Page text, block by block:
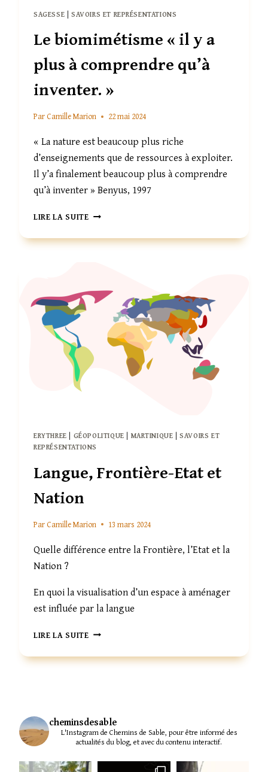
SAGESSE | SAVOIRS ET REPRÉSENTATIONS
Le biomimétisme « il y a
plus à comprendre qu’à
inventer. »
Par Camille Marion 22 mai 2024
« La nature est beaucoup plus riche
d’enseignements que de ressources à exploiter.
Il y’a finalement beaucoup plus à comprendre
qu’à inventer » Benyus, 1997
LIRE LA SUITELE
« IL
À
COMPRENDRE
INVENTER. »
ERYTHREE | GÉOPOLITIQUE | MARTINIQUE |SAVOIRS ET
REPRÉSENTATIONS
Langue, Frontière-Etat et
Nation
Par Camille Marion 13 mars 2024
Quelle différence entre la Frontière, l’Etat et la
Nation ?
En quoi la visualisation d’un espace à aménager
est influée par la langue
LIRE LA SUITELANGUE,
ETAT
cheminsdesable
L'Instagram de Chemins de Sable, pour être informé des
actualités du blog, et avec du contenu interactif.